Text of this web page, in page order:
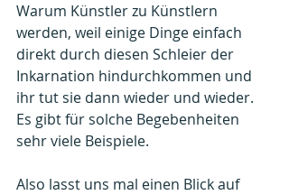
Warum Künstler zu Künstlern
werden, weil einige Dinge einfach
direkt durch diesen Schleier der
Inkarnation hindurchkommen und
ihr tut sie dann wieder und wieder.
Es gibt für solche Begebenheiten
sehr viele Beispiele.
Also lasst uns mal einen Blick auf